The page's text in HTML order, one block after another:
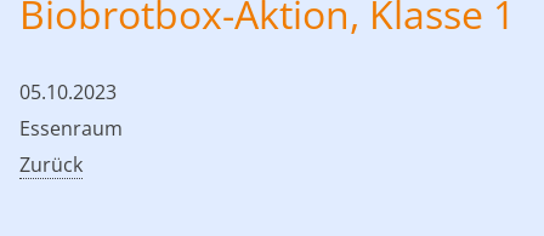
Biobrotbox-Aktion, Klasse 1
05.10.2023
Essenraum
Zurück